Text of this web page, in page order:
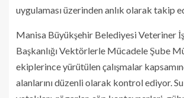
uygulaması üzerinden anlık olarak takip
Manisa Büyükşehir Belediyesi Veteriner
Başkanlığı Vektörlerle Mücadele Şube
ekiplerince yürütülen çalışmalar
alanlarını düzenli olarak kontrol ediyor.